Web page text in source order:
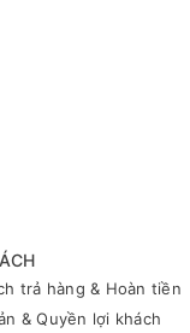
trả hàng & Hoàn tiền
& Quyền lợi khách